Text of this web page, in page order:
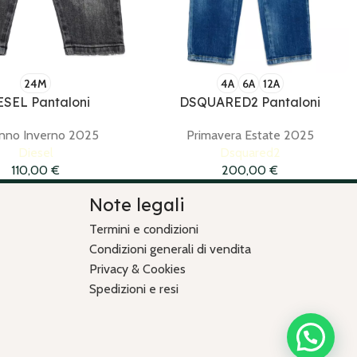
24M
Pantaloni
Inverno 2025
Diesel
110,00€
4A 6A 12A
DSQUARED2 Pantaloni
Primavera Estate 2025
Dsquared2
200,00€
Note legali
Termini e condizioni
Condizioni generali di vendita
Privacy & Cookies
Spedizioni e resi